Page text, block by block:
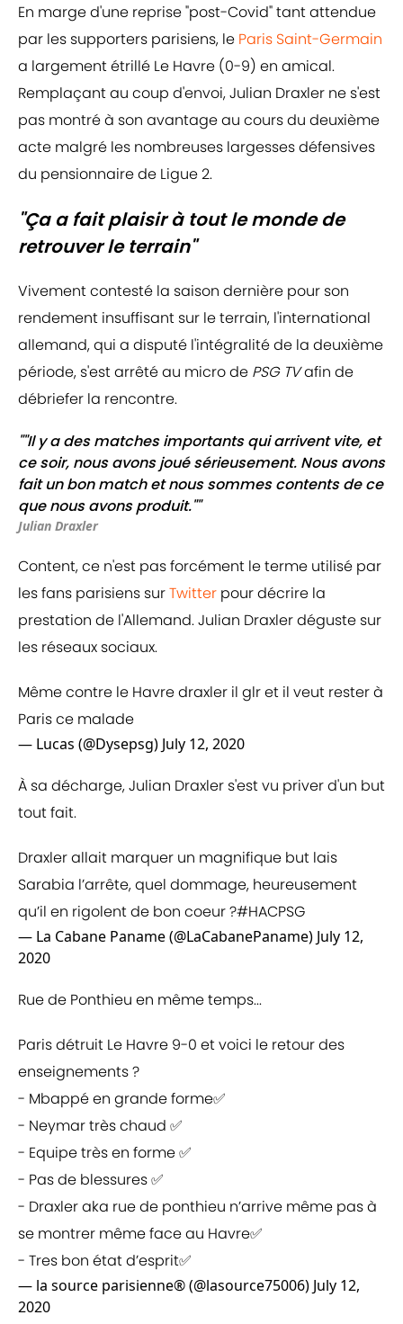
En marge d'une reprise "post-Covid" tant attendue
par les supporters parisiens, le Paris Saint-Germain
a largement étrillé Le Havre (0-9) en amical.
Remplaçant au coup d'envoi, Julian Draxler ne s'est
pas montré à son avantage au cours du deuxième
acte malgré les nombreuses largesses défensives
du pensionnaire de Ligue 2.
"Ça a fait plaisir à tout le monde de
retrouver le terrain"
Vivement contesté la saison dernière pour son
rendement insuffisant sur le terrain, l'international
allemand, qui a disputé l'intégralité de la deuxième
période, s'est arrêté au micro de PSG TVafin de
débriefer la rencontre.
""Il y a des matches importants qui arrivent vite, et
ce soir, nous avons joué sérieusement. Nous avons
fait un bon match et nous sommes contents de ce
que nous avons produit.""
Julian Draxler
Content, ce n'est pas forcément le terme utilisé par
les fans parisiens surTwitter pour décrire la
prestation de l'Allemand. Julian Draxler déguste sur
les réseaux sociaux.
Même contre le Havre draxler il glr et il veut rester à
Paris ce malade
— Lucas (@Dysepsg) July 12, 2020
À sa décharge, Julian Draxler s'est vu priver d'un but
tout fait.
Draxler allait marquer un magnifique but lais
Sarabia l’arrête, quel dommage, heureusement
qu’il en rigolent de bon coeur ?#HACPSG
— La Cabane Paname (@LaCabanePaname) July 12,
2020
Rue de Ponthieu en même temps...
Paris détruit Le Havre 9-0 et voici le retour des
enseignements ?
- Mbappé en grande forme✅
- Neymar très chaud ✅
- Equipe très en forme ✅
- Pas de blessures ✅
- Draxler aka rue de ponthieu n’arrive même pas à
se montrer même face au Havre✅
- Tres bon état d’esprit✅
— la source parisienne®️ (@lasource75006) July 12,
2020